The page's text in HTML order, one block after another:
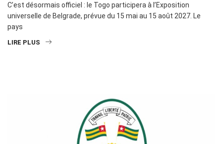
C’est désormais officiel : le Togo participera à l’Exposition
universelle de Belgrade, prévue du 15 mai au 15 août 2027. Le
pays
LIRE PLUS